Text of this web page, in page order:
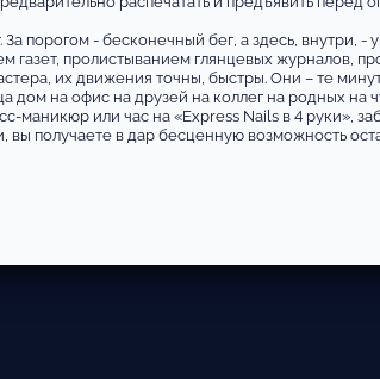
За порогом - бесконечный бег, а здесь,
газет, пролистыванием глянцевых журналов,
их движения точны, быстры. Они – те
дом на офис на друзей на коллег на родных на
маникюр или час на «Express Nails в 4 руки»,
получаете в дар бесценную возможность